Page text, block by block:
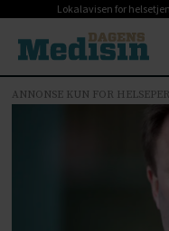
Lokalavisen for
ANNONSE KUN FOR